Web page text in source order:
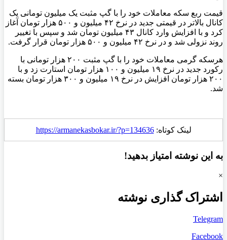
قیمت ربع سکه معاملات خود را با گپ مثبت یک میلیون تومانی یک
کانال بالاتر در قیمتی جدید در نرخ ۴۲ میلیون و ۵۰۰ هزار تومان آغاز
کرد و با افزایش وارد کانال ۴۳ میلیون تومان شد و سپس با تغییر
روند نزولی شد و در نرخ ۴۲ میلیون و ۵۰۰ هزار تومان قرار گرفت.
هرسکه گرمی معاملات خود را با گپ مثبت ۲۰۰ هزار تومانی با
رکورد جدید در نرخ ۱۹ میلیون و ۱۰۰ هزار تومان استارت زد و با
۲۰۰ هزار تومان افزایش در نرخ ۱۹ میلیون و ۳۰۰ هزار تومان بسته
شد.
لینک کوتاه:https://armanekasbokar.ir/?p=134636
به این نوشته امتیاز بدهید!
×
اشتراک گذاری نوشته
Telegram
Facebook